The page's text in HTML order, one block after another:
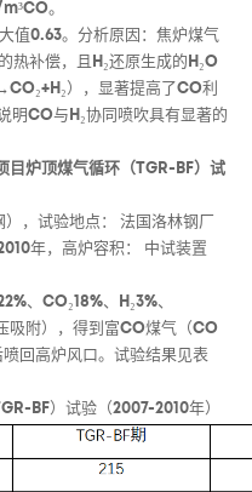
。
值0.63。分析原因：焦炉煤气
热补偿，且H₂还原生成的H₂O
），显著提高了CO利
明CO与H₂协同喷吹具有显著的
炉顶煤气循环（TGR-BF）试
，试验地点： 法国洛林钢厂
年，高炉容积： 中试装置
、CO₂18%、H₂3%、
吸附），得到富CO煤气（CO
回高炉风口。试验结果见表
BF）试验（2007-2010年）